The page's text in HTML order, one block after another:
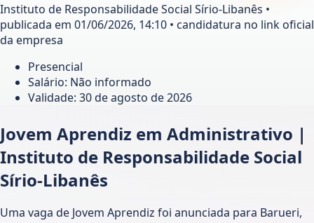
Instituto de Responsabilidade Social Sírio-Libanês •
publicada em 01/06/2026, 14:10 • candidatura no link oficial
da empresa
Presencial
Salário: Não informado
Validade: 30 de agosto de 2026
Jovem Aprendiz em Administrativo |
Instituto de Responsabilidade Social
Sírio-Libanês
Uma vaga de Jovem Aprendiz foi anunciada para Barueri,